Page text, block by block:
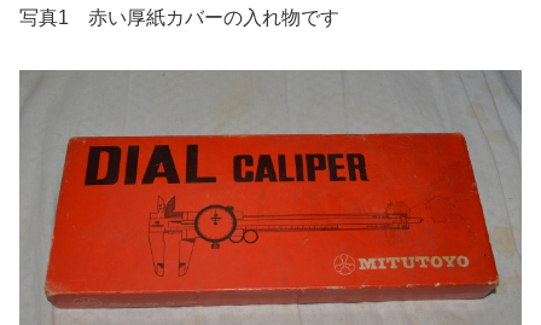
写真1 赤い厚紙カバーの入れ物です